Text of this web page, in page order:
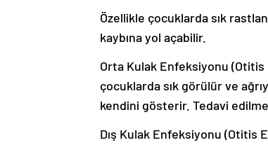
Özellikle çocuklarda sık
kaybına yol açabilir.
Orta Kulak Enfeksiyonu
çocuklarda sık görülür ve
kendini gösterir. Tedavi
Dış Kulak Enfeksiyonu (Otitis